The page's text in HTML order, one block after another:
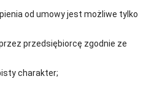
od umowy jest możliwe tylko
przedsiębiorcę zgodnie ze
charakter;